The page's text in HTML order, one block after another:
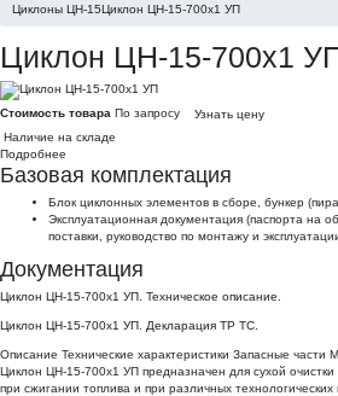
Циклоны ЦН-15Циклон ЦН-15-700х1 УП
Циклон ЦН-15-700х1
Стоимость товара По запросу
Узнать цену
Наличие на складе
Подробнее
Базовая комплектация
Блок циклонных элементов в сборе, бункер
Эксплуатационная документация (паспорта на
поставки, руководство по монтажу и
Документация
Циклон ЦН-15-700х1 УП. Техническое описание.
Циклон ЦН-15-700х1 УП. Декларация ТР ТС.
Описание Технические характеристики Запасные части
Циклон ЦН-15-700х1 УП предназначен для сухой
при сжигании топлива и при различных технологических